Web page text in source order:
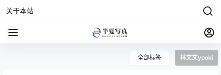
关于本站
全部标签 林文文yooki